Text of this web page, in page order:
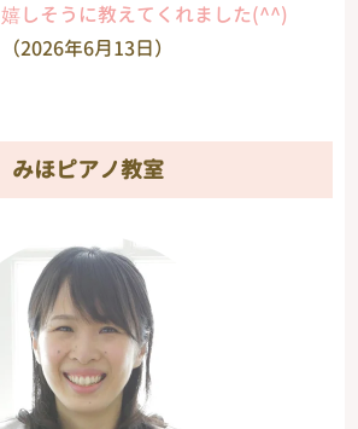
嬉しそうに教えてくれました(^^)
（2026年6月13日）
みほピアノ教室